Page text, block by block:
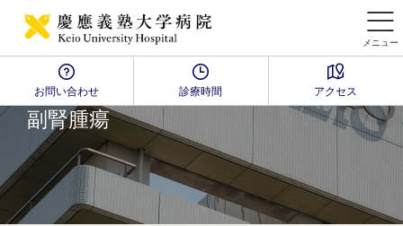
メニュー
お問い合わせ 診療時間 アクセス
Disease Name Search
副腎腫瘍